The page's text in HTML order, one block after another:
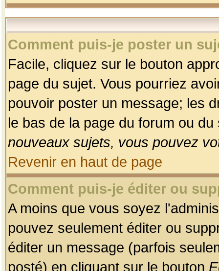
Comment puis-je poster un
Facile, cliquez sur le bouton
page du sujet. Vous pourriez
pouvoir poster un message; les
le bas de la page du forum ou
nouveaux sujets, vous pouvez
Revenir en haut de page
Comment puis-je éditer ou
A moins que vous soyez
pouvez seulement éditer ou
éditer un message (parfois
posté) en cliquant sur le bouton